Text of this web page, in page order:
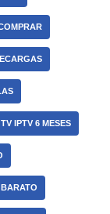
IPTV 6 MESES